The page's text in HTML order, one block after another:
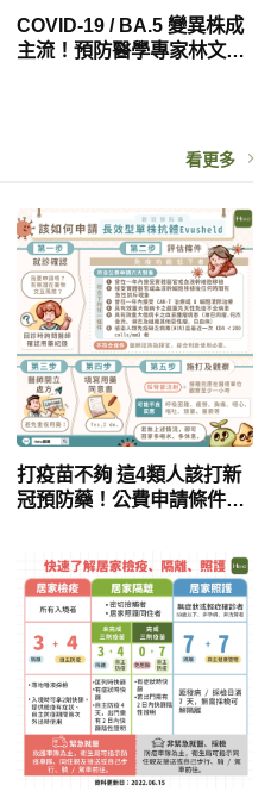
COVID-19 / BA.5 變異株成
主流！預防醫學專家林文元
看更多
打疫苗不夠 這4類人該打新
冠預防藥！公費申請條件及